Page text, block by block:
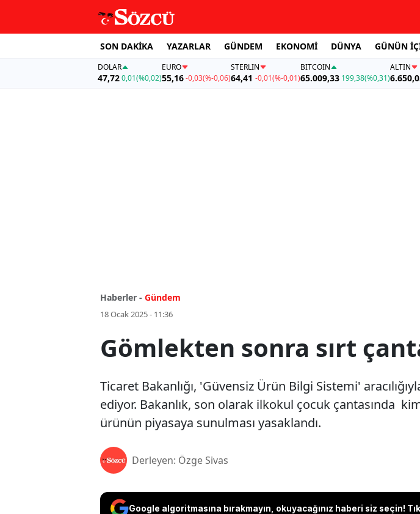
SON DAKİKA YAZARLAR GÜNDEM EKONOMİ DÜNYA GÜNÜN
DOLAR
47,720,01(%0,02)
EURO
55,16 -0,03(%-0,06)
STERLIN
64,41 -0,01(%-0,01)
BITCOIN
65.009,33 199,38(%0,31)
ALTIN
Haberler - Gündem
18 Ocak 2025 - 11:36
Gömlekten sonra sırt
Ticaret Bakanlığı, 'Güvensiz Ürün Bilgi Sistemi'
ediyor. Bakanlık, son olarak ilkokul çocuk çantasında
ürünün piyasaya sunulması yasaklandı.
Derleyen: Özge Sivas
Google algoritmasına bırakmayın, okuyacağınız haberi siz seçin!